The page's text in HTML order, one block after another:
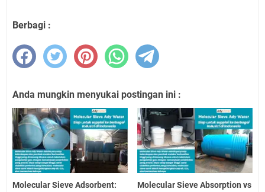
Berbagi :
Anda mungkin menyukai postingan ini :
Molecular Sieve Adsorbent:
Molecular Sieve Absorption vs